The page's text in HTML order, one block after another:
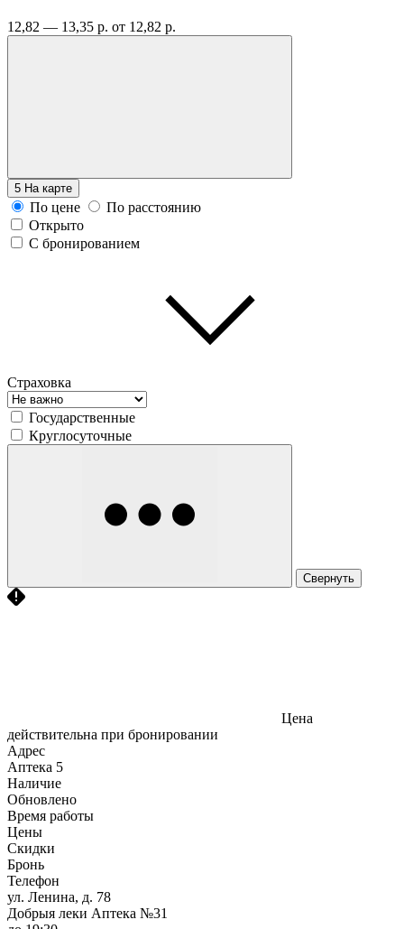
12,82 — 13,35 р. от 12,82 р.
5 На карте
По цене
По расстоянию
Открыто
С бронированием
Страховка
Государственные
Круглосуточные
Свернуть
Цена
действительна при бронировании
Адрес
Аптека 5
Наличие
Обновлено
Время работы
Цены
Скидки
Бронь
Телефон
ул. Ленина, д. 78
Добрыя леки Аптека №31